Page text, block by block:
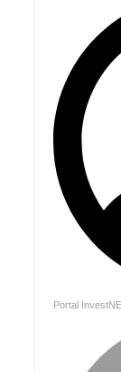
Portal InvestNE